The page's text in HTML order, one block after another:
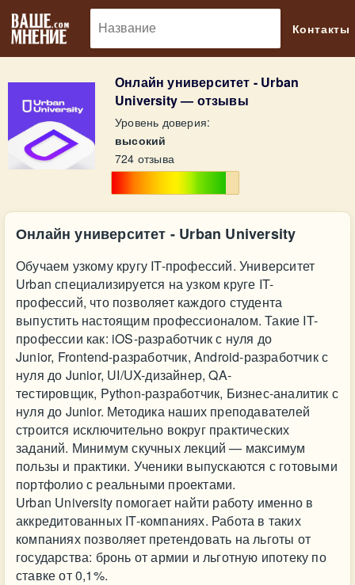
Контакты
Онлайн университет - Urban
University — отзывы
Уровень доверия:
высокий
724 отзыва
Онлайн университет - Urban University
Обучаем узкому кругу IT-профессий. Университет
Urban специализируется на узком круге IT-
профессий, что позволяет каждого студента
выпустить настоящим профессионалом. Такие IT-
профессии как: iOS-разработчик с нуля до
Junior, Frontend-разработчик, Android-разработчик с
нуля до Junior, UI/UX-дизайнер, QA-
тестировщик, Python-разработчик, Бизнес-аналитик с
нуля до Junior. Методика наших преподавателей
строится исключительно вокруг практических
заданий. Минимум скучных лекций — максимум
пользы и практики. Ученики выпускаются с готовыми
портфолио с реальными проектами.
Urban University помогает найти работу именно в
аккредитованных IT-компаниях. Работа в таких
компаниях позволяет претендовать на льготы от
государства: бронь от армии и льготную ипотеку по
ставке от 0,1%.